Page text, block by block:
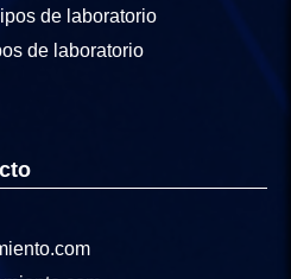
de laboratorio
de laboratorio